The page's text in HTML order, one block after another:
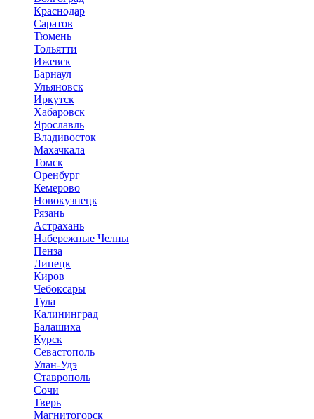
Краснодар
Саратов
Тюмень
Тольятти
Ижевск
Барнаул
Ульяновск
Иркутск
Хабаровск
Ярославль
Владивосток
Махачкала
Томск
Оренбург
Кемерово
Новокузнецк
Рязань
Астрахань
Набережные Челны
Пенза
Липецк
Киров
Чебоксары
Тула
Калининград
Балашиха
Курск
Севастополь
Улан-Удэ
Ставрополь
Сочи
Тверь
Магнитогорск